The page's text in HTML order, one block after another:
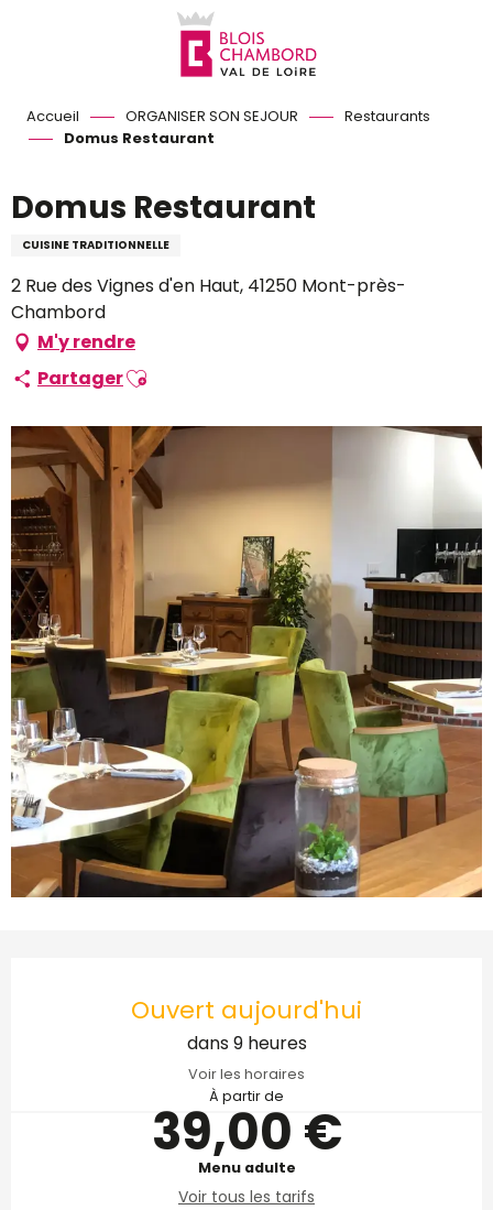
Accueil ORGANISER SON SEJOUR
Restaurants
Domus Restaurant
Domus Restaurant
CUISINE TRADITIONNELLE
2 Rue des Vignes d'en Haut, 41250 Mont-près-
Chambord
M'y rendre
PartagerAjouter aux favoris
Ouvert aujourd'hui
dans 9 heures
Voir les horaires
À partir de
39,00 €
Menu adulte
Voir tous les tarifs